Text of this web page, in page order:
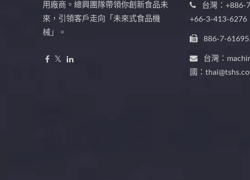
用廠商。總興團隊帶領你創新食品未
來，引領客戶走向「未來式食品機
械」。
台灣：+886-
+66-3-413-6276
886-7-
台灣：
國：